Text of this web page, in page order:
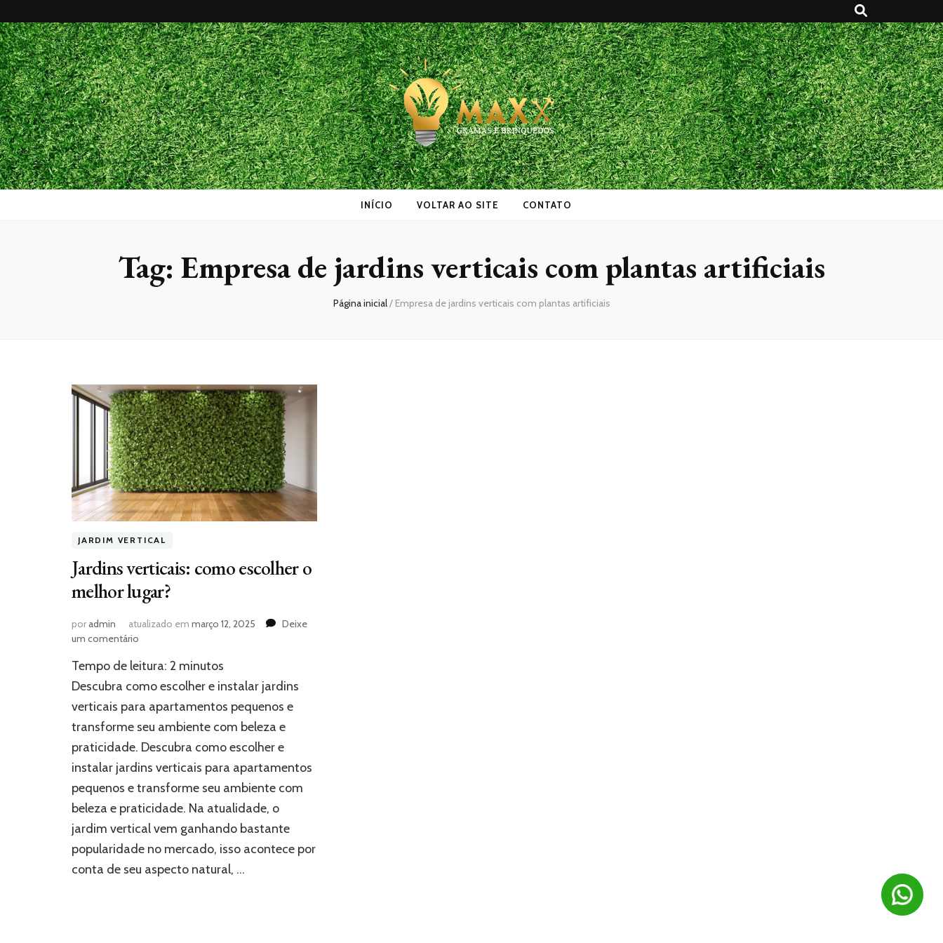
Maxx Gramas
Blog
INÍCIO VOLTAR AO SITE CONTATO
Tag: Empresa de jardins verticais com plantas artificiais
Página inicial/ Empresa de jardins verticais com plantas artificiais
JARDIM VERTICAL
Jardins verticais: como escolher o
melhor lugar?
poradmin atualizado em março 12, 2025
Deixe
um comentário
verticais:
como
o
melhor
lugar?
Tempo de leitura: 2 minutos
Descubra como escolher e instalar jardins
verticais para apartamentos pequenos e
transforme seu ambiente com beleza e
praticidade. Descubra como escolher e
instalar jardins verticais para apartamentos
pequenos e transforme seu ambiente com
beleza e praticidade. Na atualidade, o
jardim vertical vem ganhando bastante
popularidade no mercado, isso acontece por
conta de seu aspecto natural, …